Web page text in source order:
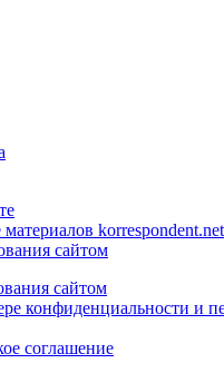
korrespondent.net
сайтом
сайтом
конфиденциальности и
соглашение